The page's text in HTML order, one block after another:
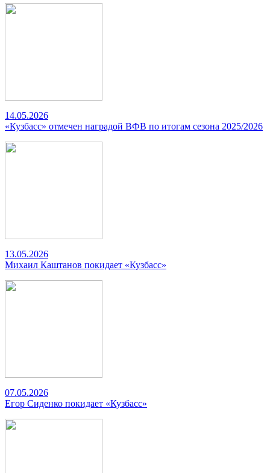
14.05.2026
«Кузбасс» отмечен наградой ВФВ по итогам сезона 2025/2026
13.05.2026
Михаил Каштанов покидает «Кузбасс»
07.05.2026
Егор Сиденко покидает «Кузбасс»